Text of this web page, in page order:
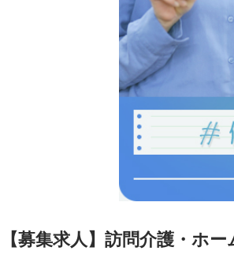
【募集求人】訪問介護・ホ